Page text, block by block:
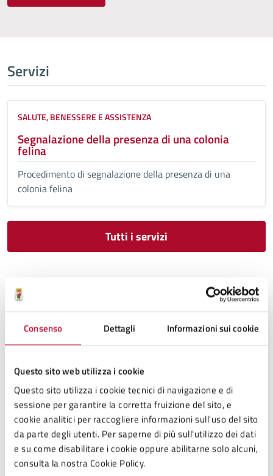
Consenso Dettagli Informazioni sui cookie
Questo sito web utilizza i cookie
Questo sito utilizza i cookie tecnici di navigazione e di
sessione per garantire la corretta fruizione del sito, e
cookie analitici per raccogliere informazioni sull'uso del sito
da parte degli utenti. Per saperne di più sull'utilizzo dei dati
e su come disabilitare i cookie oppure abilitarne solo alcuni,
consulta la nostra Cookie Policy.
Servizi
SALUTE, BENESSERE E ASSISTENZA
Segnalazione della presenza di una colonia
felina
Procedimento di segnalazione della presenza di una
colonia felina
Tutti i servizi
REGOLAMENTO PER IL CIMITERO COMUNALE
DISPOSIZIONI GENERALI
Il presente regolamento ha la funzione di disciplinare
l’organizzazione dei cimiteri comunali per quanto è di
competenza dell’Amministrazione comunale.